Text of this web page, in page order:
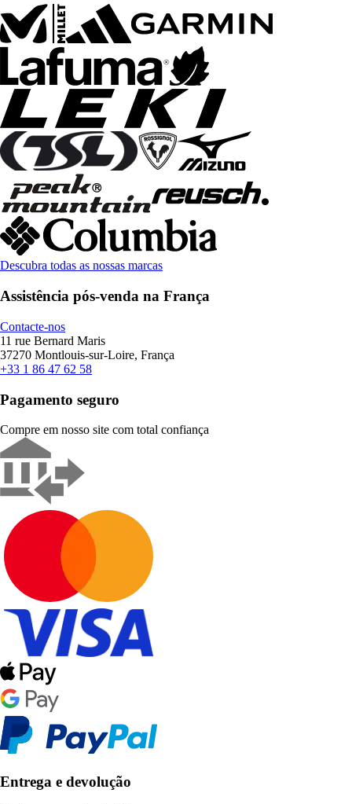
Descubra todas as nossas marcas
Assistência pós-venda na França
Contacte-nos
11 rue Bernard Maris
37270 Montlouis-sur-Loire, França
+33 1 86 47 62 58
Pagamento seguro
Compre em nosso site com total confiança
Entrega e devolução